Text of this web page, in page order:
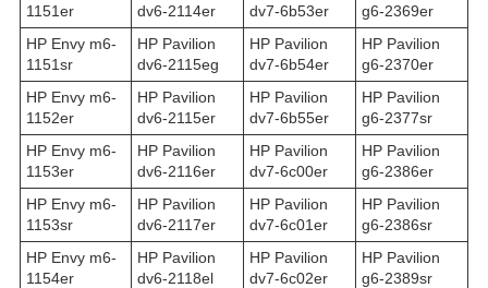
1151er
dv6-2114er
dv7-6b53er
g6-2369er
HP Envy m6-
1151sr
HP Pavilion
dv6-2115eg
HP Pavilion
dv7-6b54er
HP Pavilion
g6-2370er
HP Envy m6-
1152er
HP Pavilion
dv6-2115er
HP Pavilion
dv7-6b55er
HP Pavilion
g6-2377sr
HP Envy m6-
1153er
HP Pavilion
dv6-2116er
HP Pavilion
dv7-6c00er
HP Pavilion
g6-2386er
HP Envy m6-
1153sr
HP Pavilion
dv6-2117er
HP Pavilion
dv7-6c01er
HP Pavilion
g6-2386sr
HP Envy m6-
1154er
HP Pavilion
dv6-2118el
HP Pavilion
dv7-6c02er
HP Pavilion
g6-2389sr